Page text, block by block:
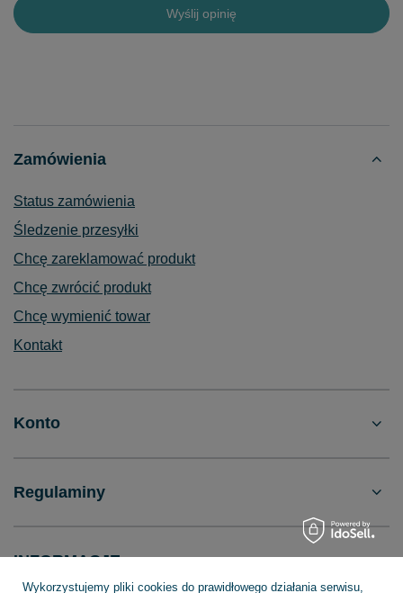
Wyślij opinię
Zamówienia
Status zamówienia
Śledzenie przesyłki
Chcę zareklamować produkt
Chcę zwrócić produkt
Chcę wymienić towar
Kontakt
Konto
Regulaminy
INFORMACJE
Wykorzystujemy pliki cookies do prawidłowego działania serwisu,